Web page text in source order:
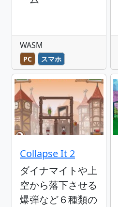
WASM
PC スマホ
Collapse It 2
ダイナマイトや上
空から落下させる
爆弾など６種類の